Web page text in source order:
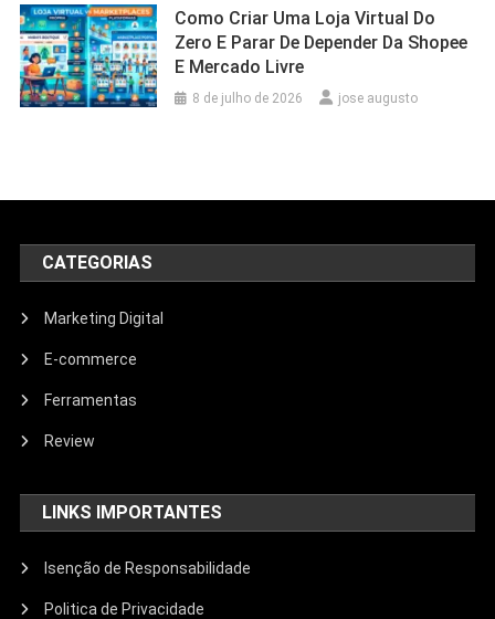
Como Criar Uma Loja Virtual Do
Zero E Parar De Depender Da Shopee
E Mercado Livre
8 de julho de 2026 jose augusto
CATEGORIAS
Marketing Digital
E-commerce
Ferramentas
Review
LINKS IMPORTANTES
Isenção de Responsabilidade
Politica de Privacidade